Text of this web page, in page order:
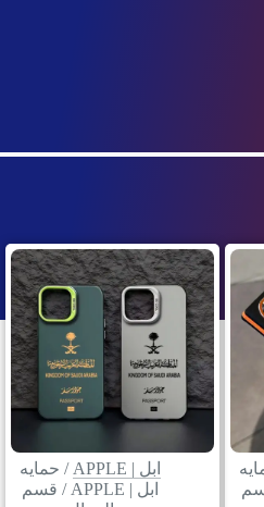
ابل | APPLE / حمايه
ابل | APPLE
/ قسم